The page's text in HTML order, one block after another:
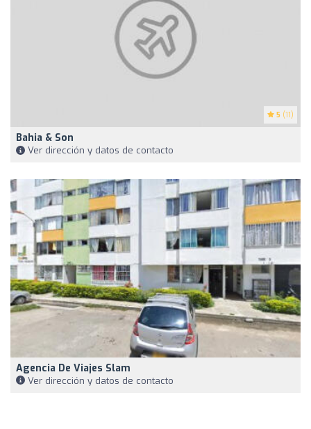
5 (11)
Bahia & Son
Ver dirección y datos de contacto
Agencia De Viajes Slam
Ver dirección y datos de contacto